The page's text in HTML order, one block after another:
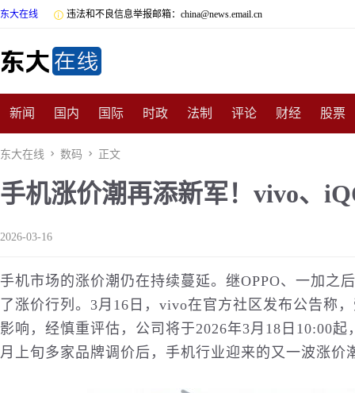
东大在线  违法和不良信息举报邮箱：china@news.email.cn
新闻 国内 国际 时政 法制 评论 财经 股票
数码 民俗 招商
非遗 公益 娱乐 游戏 影视 明星 时尚 体育
东大在线  数码  正文
手机涨价潮再添新军！vivo、
2026-03-16
手机市场的涨价潮仍在持续蔓延。继OPPO、一加之
了涨价行列。3月16日，vivo在官方社区发布公告称
影响，经慎重评估，公司将于2026年3月18日10:00
月上旬多家品牌调价后，手机行业迎来的又一波涨价